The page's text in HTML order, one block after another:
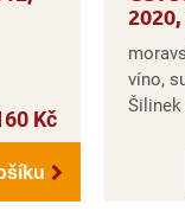
Kč
víno,